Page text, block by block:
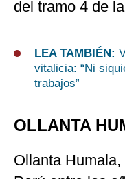
del tramo 4 de
LEA TAMBIÉN:
vitalicia: “Ni
trabajos”
OLLANTA
Ollanta